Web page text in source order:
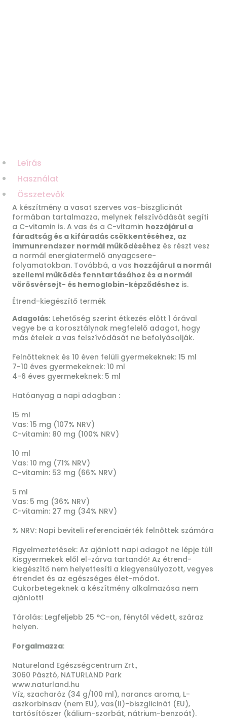
Leírás
Használat
Összetevők
A készítmény a vasat szerves vas-biszglicinát
formában tartalmazza, melynek felszívódását segíti
a C-vitamin is. A vas és a C-vitamin hozzájárul a
fáradtság és a kifáradás csökkentéséhez, az
immunrendszer normál működéséhez és részt vesz
a normál energiatermelő anyagcsere-
folyamatokban. Továbbá, a vas hozzájárul a normál
szellemi működés fenntartásához és a normál
vörösvérsejt- és hemoglobin-képződéshez is.
Étrend-kiegészítő termék
Adagolás: Lehetőség szerint étkezés előtt 1 órával
vegye be a korosztálynak megfelelő adagot, hogy
más ételek a vas felszívódását ne befolyásolják.
Felnőtteknek és 10 éven felüli gyermekeknek: 15 ml
7-10 éves gyermekeknek: 10 ml
4-6 éves gyermekeknek: 5 ml
Hatóanyag a napi adagban :
15 ml
Vas: 15 mg (107% NRV)
C-vitamin: 80 mg (100% NRV)
10 ml
Vas: 10 mg (71% NRV)
C-vitamin: 53 mg (66% NRV)
5 ml
Vas: 5 mg (36% NRV)
C-vitamin: 27 mg (34% NRV)
% NRV: Napi beviteli referenciaérték felnőttek számára
Figyelmeztetések: Az ajánlott napi adagot ne lépje túl!
Kisgyermekek elől el-zárva tartandó! Az étrend-
kiegészítő nem helyettesíti a kiegyensúlyozott, vegyes
étrendet és az egészséges élet-módot.
Cukorbetegeknek a készítmény alkalmazása nem
ajánlott!
Tárolás: Legfeljebb 25 °C–on, fénytől védett, száraz
helyen.
Forgalmazza:
Natureland Egészségcentrum Zrt.,
3060 Pásztó, NATURLAND Park
www.naturland.hu
Víz, szacharóz (34 g/100 ml), narancs aroma, L-
aszkorbinsav (nem EU), vas(II)-biszglicinát (EU),
tartósítószer (kálium-szorbát, nátrium-benzoát).